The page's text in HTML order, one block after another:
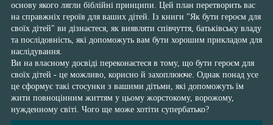
основу якого лягли біблійні принципи. Цей план перетворить вас
на справжніх героїв для ваших дітей. Із книги "Як бути героєм для
своїх дітей" ви дізнаєтеся, як виявляти співчуття, батьківську владу
та послідовність, які допоможуть вам бути хорошим прикладом для
наслідування.
Ви на власному досвіді переконаєтеся в тому, що бути героєм для
своїх дітей - це можливо, корисно й захоплююче. Однак понад усе
це сформує такі стосунки з вашими дітьми, які допоможуть їм
жити повноцінним життям у цьому жорстокому, ворожому,
нужденному світі. Чого ще може хотіти супербатько?